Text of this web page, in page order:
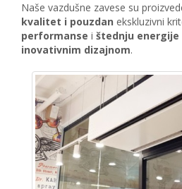
Naše vazdušne zavese su
kvalitet i pouzdan ekskluzivni
performanse i štednju energije
inovativnim dizajnom.